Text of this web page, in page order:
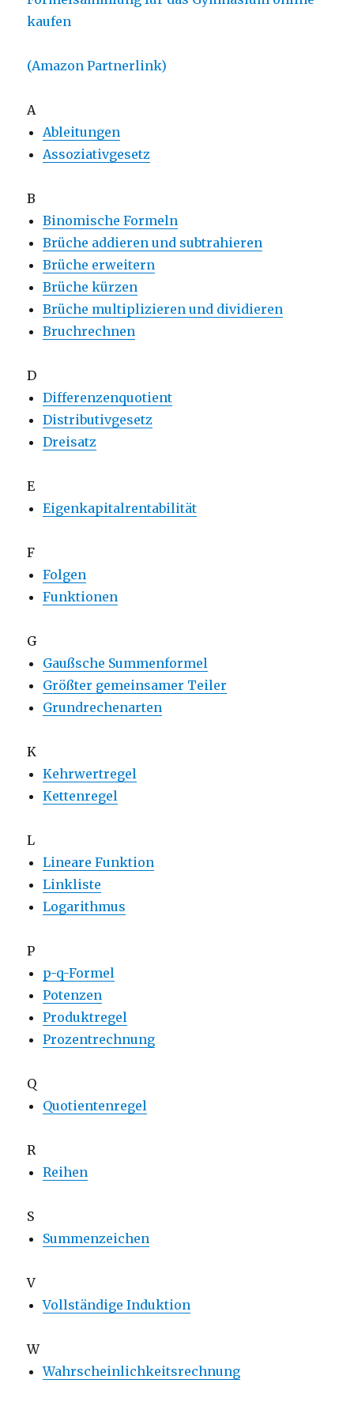
kaufen
(Amazon Partnerlink)
A
Ableitungen
Assoziativgesetz
B
Binomische Formeln
Brüche addieren und subtrahieren
Brüche erweitern
Brüche kürzen
Brüche multiplizieren und dividieren
Bruchrechnen
D
Differenzenquotient
Distributivgesetz
Dreisatz
E
Eigenkapitalrentabilität
F
Folgen
Funktionen
G
Gaußsche Summenformel
Größter gemeinsamer Teiler
Grundrechenarten
K
Kehrwertregel
Kettenregel
L
Lineare Funktion
Linkliste
Logarithmus
P
p-q-Formel
Potenzen
Produktregel
Prozentrechnung
Q
Quotientenregel
R
Reihen
S
Summenzeichen
V
Vollständige Induktion
W
Wahrscheinlichkeitsrechnung